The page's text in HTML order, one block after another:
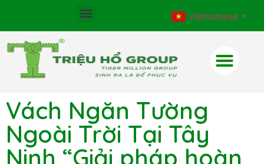
Vietnamese ▼
Vách Ngăn Tường
Ngoài Trời Tại Tây
Ninh “Giải pháp hoàn